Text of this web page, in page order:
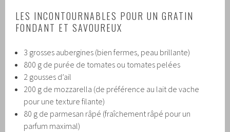
LES INCONTOURNABLES POUR UN GRATIN
FONDANT ET SAVOUREUX
3 grosses aubergines (bien fermes, peau brillante)
800 g de purée de tomates ou tomates pelées
2 gousses d’ail
200 g de mozzarella (de préférence au lait de vache
pour une texture filante)
80 g de parmesan râpé (fraîchement râpé pour un
parfum maximal)